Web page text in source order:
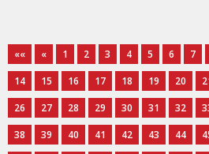
«« « 1 2 3 4 5 6 7
14 15 16 17 18 19 20
26
27 28 29 30 31 32
38
39 40 41 42 43 44